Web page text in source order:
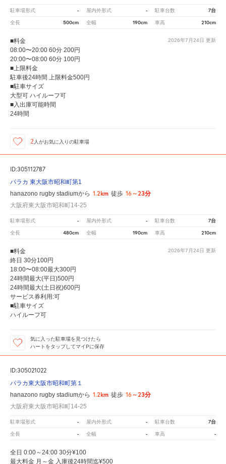
駐車場形式 - 屋内外形式 - 駐車台数 7台
全長 500cm 全幅 190cm 車高 210cm
2026年7月24日 更新
■料金
08:00〜20:00 60分 200円
20:00〜08:00 60分 100円
■上限料金
駐車後24時間 上限料金500円
■駐車サイズ
大型可 ハイルーフ可
■入出庫可能時間
24時間
2 人がお気に入りの駐車場
ID:305112787
パラカ 東大阪市昭和町第1
hanazono rugby stadiumから 1.2km 徒歩 16～23分
大阪府東大阪市昭和町14-25
駐車場形式 - 屋内外形式 - 駐車台数 7台
全長 480cm 全幅 190cm 車高 210cm
2026年7月24日 更新
■料金
終日 30分100円
18:00〜08:00最大300円
24時間最大(平日)500円
24時間最大(土日祝)600円
サービス券利用:可
■駐車サイズ
ハイルーフ可
気に入った駐車場を見つけたら
ハートをタップしてマイPに保存
ID:305021022
パラカ東大阪市昭和町第１
hanazono rugby stadiumから 1.2km 徒歩 16～23分
大阪府東大阪市昭和町14-25
駐車場形式 - 屋内外形式 - 駐車台数 7台
全長 - 全幅 - 車高 -
全日 0:00～24:00 30分¥100
最大料金 月～金 入庫後24時間迄¥500